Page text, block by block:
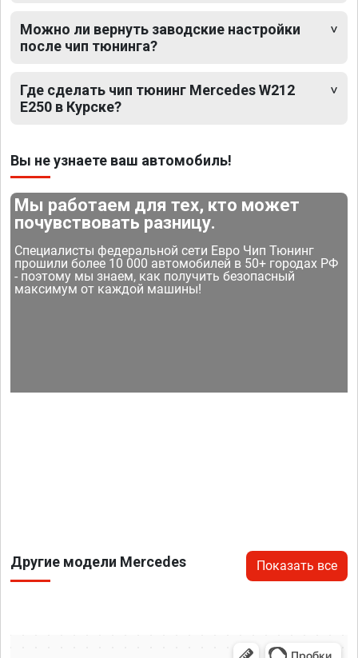
Можно ли вернуть заводские настройки
после чип тюнинга?
Где сделать чип тюнинг Mercedes W212
E250 в Курске?
Вы не узнаете ваш автомобиль!
Мы работаем для тех, кто может
почувствовать разницу.
Специалисты федеральной сети Евро Чип Тюнинг
прошили более 10 000 автомобилей в 50+ городах РФ
- поэтому мы знаем, как получить безопасный
максимум от каждой машины!
Другие модели Mercedes Показать все